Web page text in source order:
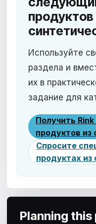
продуктов
Используйте
раздела и
их в
задание для
Получить
продуктов из
Спросите
продуктах из
Planning